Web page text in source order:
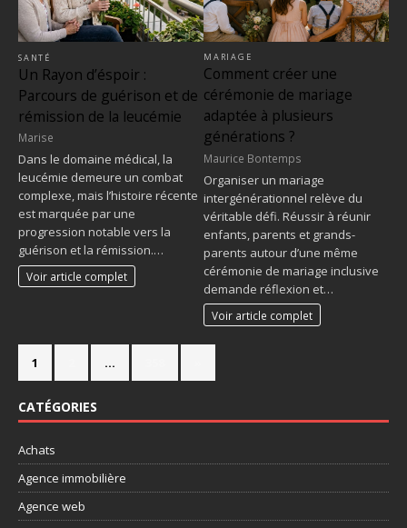
SANTÉ
Un Rayon d’éspoir :
Parcours de guérison et de
rémission de la leucémie
Marise
Dans le domaine médical, la
leucémie demeure un combat
complexe, mais l’histoire récente
est marquée par une
progression notable vers la
guérison et la rémission.…
Voir article complet
MARIAGE
Comment créer une
cérémonie de mariage
adaptée à plusieurs
générations ?
Maurice Bontemps
Organiser un mariage
intergénérationnel relève du
véritable défi. Réussir à réunir
enfants, parents et grands-
parents autour d’une même
cérémonie de mariage inclusive
demande réflexion et…
Voir article complet
1 …
CATÉGORIES
Achats
Agence immobilière
Agence web